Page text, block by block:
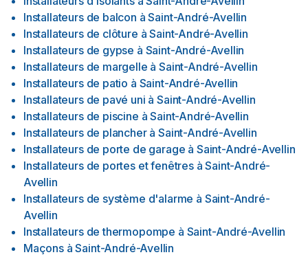
Installateurs de balcon à Saint-André-Avellin
Installateurs de clôture à Saint-André-Avellin
Installateurs de gypse à Saint-André-Avellin
Installateurs de margelle à Saint-André-Avellin
Installateurs de patio à Saint-André-Avellin
Installateurs de pavé uni à Saint-André-Avellin
Installateurs de piscine à Saint-André-Avellin
Installateurs de plancher à Saint-André-Avellin
Installateurs de porte de garage à Saint-André-Avellin
Installateurs de portes et fenêtres à Saint-André-
Avellin
Installateurs de système d'alarme à Saint-André-
Avellin
Installateurs de thermopompe à Saint-André-Avellin
Maçons à Saint-André-Avellin